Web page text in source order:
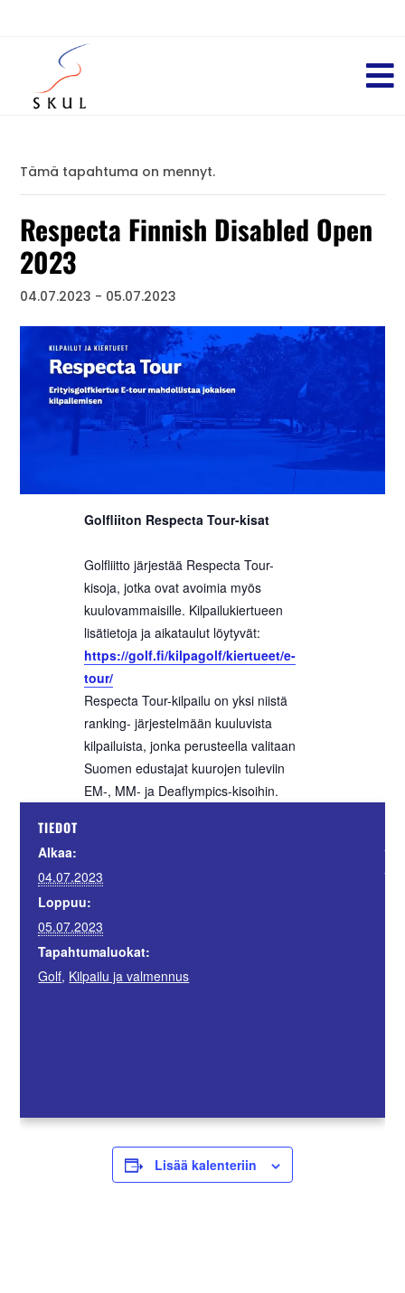
Tämä tapahtuma on mennyt.
Respecta Finnish Disabled Open
2023
04.07.2023 - 05.07.2023
Golfliiton Respecta Tour-kisat
Golfliitto järjestää Respecta Tour-
kisoja, jotka ovat avoimia myös
kuulovammaisille. Kilpailukiertueen
lisätietoja ja aikataulut löytyvät:
https://golf.fi/kilpagolf/kiertueet/e-
tour/
Respecta Tour-kilpailu on yksi niistä
ranking- järjestelmään kuuluvista
kilpailuista, jonka perusteella valitaan
Suomen edustajat kuurojen tuleviin
EM-, MM- ja Deaflympics-kisoihin.
Lisää kalenteriin
TIEDOT
Alkaa:
04.07.2023
Loppuu:
05.07.2023
Tapahtumaluokat:
Golf, Kilpailu ja valmennus